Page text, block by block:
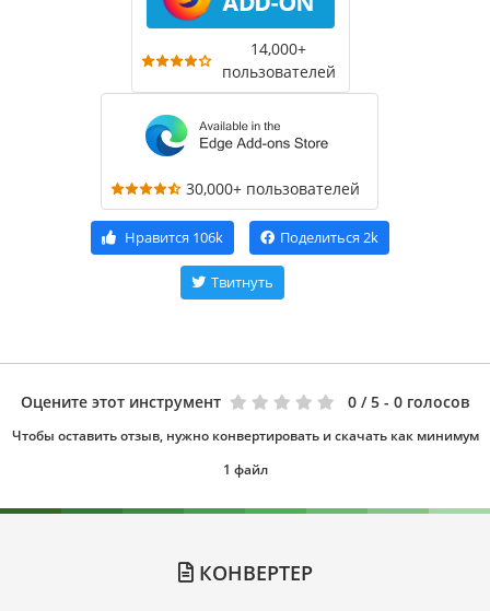
14,000+
пользователей
30,000+ пользователей
Нравится 106k Поделиться 2k
Твитнуть
Оцените этот инструмент 0 / 5 - 0 голосов
Чтобы оставить отзыв, нужно конвертировать и скачать как минимум
1 файл
КОНВЕРТЕР